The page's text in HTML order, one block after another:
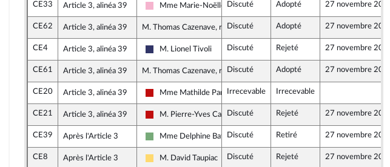
CE33 Article 3, alinéa 39
Socialistes et apparentés
Mme Marie-Noëlle Battistel
Discuté Adopté 27 novembre 2024
CE62 Article 3, alinéa 39 M. Thomas Cazenave, rapporteur
Discuté Adopté 27 novembre 2024
CE4 Article 3, alinéa 39
Rassemblement National
M. Lionel Tivoli Discuté Rejeté 27 novembre 2024
CE61 Article 3, alinéa 39 M. Thomas Cazenave, rapporteur
Discuté Adopté 27 novembre 2024
CE20 Article 3, alinéa 39
La France insoumise - Nouveau Front Populaire
Mme Mathilde PanotIrrecevable Irrecevable
CE21 Article 3, alinéa 39
La France insoumise - Nouveau Front Populaire
M. Pierre-Yves CadalenDiscuté Rejeté 27 novembre 2024
CE39 Après l'Article 3
Écologiste et Social
Mme Delphine BathoDiscuté Retiré 27 novembre 2024
CE8 Après l'Article 3
Libertés, Indépendants, Outre-mer et Territoires
M. David Taupiac Discuté Rejeté 27 novembre 2024